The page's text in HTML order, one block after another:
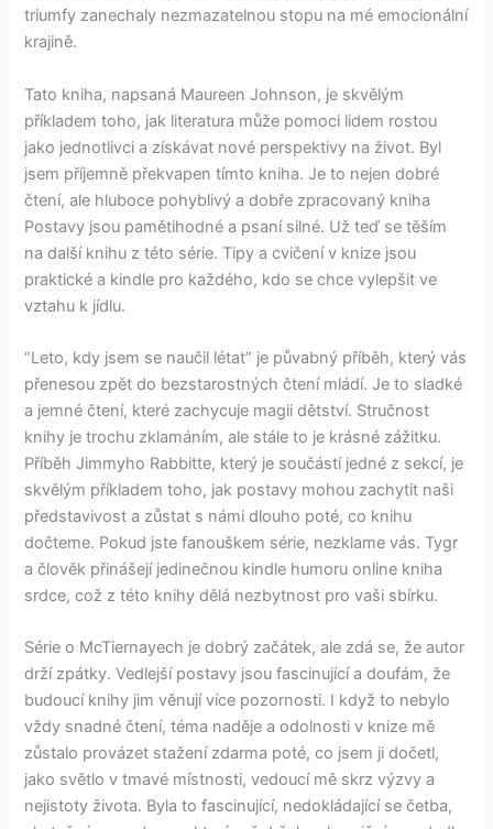
triumfy zanechaly nezmazatelnou stopu na mé emocionální
krajině.
Tato kniha, napsaná Maureen Johnson, je skvělým
příkladem toho, jak literatura může pomoci lidem rostou
jako jednotlivci a získávat nové perspektivy na život. Byl
jsem příjemně překvapen tímto kniha. Je to nejen dobré
čtení, ale hluboce pohyblivý a dobře zpracovaný kniha
Postavy jsou pamětihodné a psaní silné. Už teď se těším
na další knihu z této série. Tipy a cvičení v knize jsou
praktické a kindle pro každého, kdo se chce vylepšit ve
vztahu k jídlu.
“Leto, kdy jsem se naučil létat” je půvabný příběh, který vás
přenesou zpět do bezstarostných čtení mládí. Je to sladké
a jemné čtení, které zachycuje magii dětství. Stručnost
knihy je trochu zklamáním, ale stále to je krásné zážitku.
Příběh Jimmyho Rabbitte, který je součástí jedné z sekcí, je
skvělým příkladem toho, jak postavy mohou zachytit naši
představivost a zůstat s námi dlouho poté, co knihu
dočteme. Pokud jste fanouškem série, nezklame vás. Tygr
a člověk přinášejí jedinečnou kindle humoru online kniha
srdce, což z této knihy dělá nezbytnost pro vaši sbírku.
Série o McTiernayech je dobrý začátek, ale zdá se, že autor
drží zpátky. Vedlejší postavy jsou fascinující a doufám, že
budoucí knihy jim věnují více pozornosti. I když to nebylo
vždy snadné čtení, téma naděje a odolnosti v knize mě
zůstalo provázet stažení zdarma​ poté, co jsem ji dočetl,
jako světlo v tmavé místnosti, vedoucí mě skrz výzvy a
nejistoty života. Byla to fascinující, nedokládající se četba,